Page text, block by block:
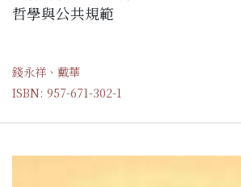
哲學與公共規範
錢永祥、戴華
ISBN: 957-671-302-1